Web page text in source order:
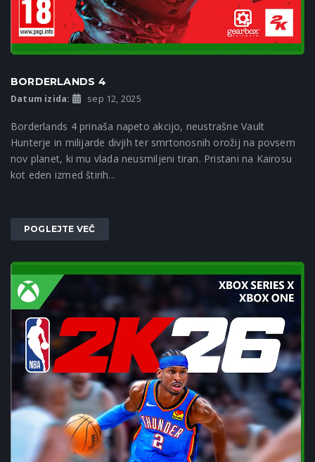
BORDERLANDS 4
Datum izida: sep 12, 2025
Borderlands 4 prinaša napeto akcijo, neustrašne Vault
Hunterje in milijarde divjih ter smrtonosnih orožij na povsem
nov planet, ki mu vlada neusmiljeni tiran. Pristani na Kairosu
kot eden izmed štirih...
POGLEJTE VEČ